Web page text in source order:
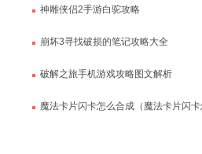
神雕侠侣2手游白驼攻略
崩坏3寻找破损的笔记攻略大全
破解之旅手机游戏攻略图文解析
魔法卡片闪卡怎么合成（魔法卡片闪卡